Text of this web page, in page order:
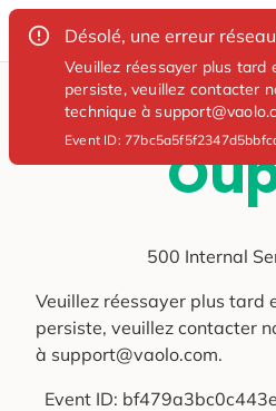
Désolé, une erreur
Veuillez réessayer plus tard
persiste, veuillez contacter
technique à
Event ID:
500 Internal
Veuillez réessayer plus tard
persiste, veuillez contacter
à support@vaolo.com.
Event ID: